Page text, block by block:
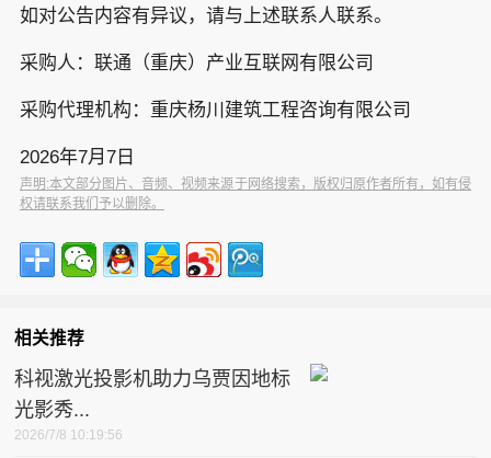
如对公告内容有异议，请与上述联系人联系。
采购人：联通（重庆）产业互联网有限公司
采购代理机构：重庆杨川建筑工程咨询有限公司
2026年7月7日
声明:本文部分图片、音频、视频来源于网络搜索，版权归原作者所有，如有侵
权请联系我们予以删除。
相关推荐
科视激光投影机助力乌贾因地标
光影秀...
2026/7/8 10:19:56